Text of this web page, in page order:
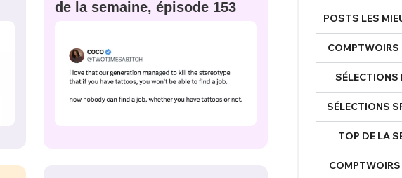
de la semaine, épisode 153
POSTS LES
COMPTWOIRS
SÉLECTIONS
SÉLECTIONS
TOP DE LA
Mot de passe
CONNEXION
Ma propre
sélection
Un Thread
C'EST PARTI